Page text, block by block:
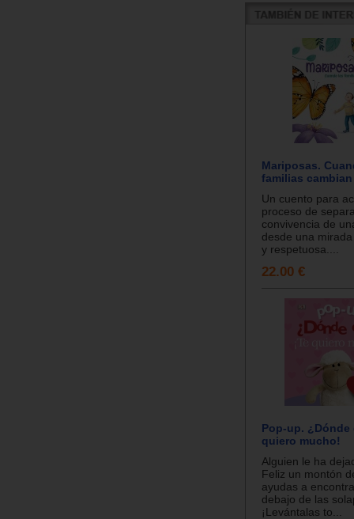
Mariposas.
familias cambian
Un cuento para
proceso de
convivencia de
desde una
y respetuosa....
22.00 €
Pop-up. ¿Dónde
quiero mucho!
Alguien le ha
Feliz un montón
ayudas a
debajo de las
¡Levántalas to...